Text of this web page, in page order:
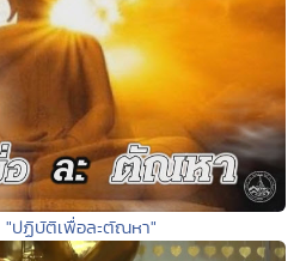
"ปฏิบัติเพื่อละตัณหา"